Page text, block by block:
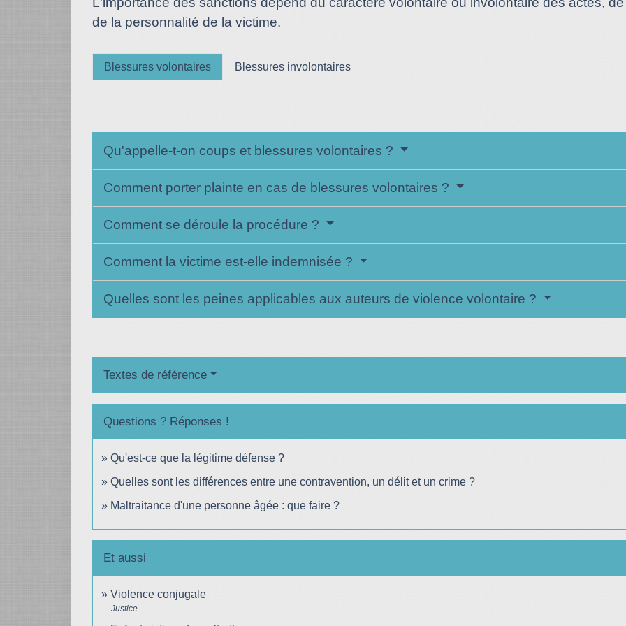
de la personnalité de la victime.
Blessures volontaires Blessures involontaires
Qu'appelle-t-on coups et blessures volontaires ?
Comment porter plainte en cas de blessures volontaires ?
Comment se déroule la procédure ?
Comment la victime est-elle indemnisée ?
Quelles sont les peines applicables aux auteurs de violence volontaire ?
Textes de référence
Questions ? Réponses !
Qu'est-ce que la légitime défense ?
Quelles sont les différences entre une contravention, un délit et un crime ?
Maltraitance d'une personne âgée : que faire ?
Et aussi
Violence conjugale
Justice